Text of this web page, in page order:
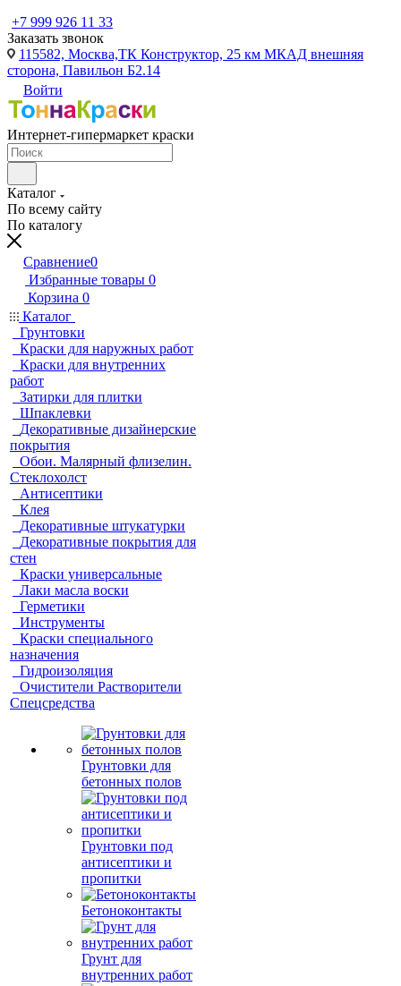
+7 999 926 11 33
Заказать звонок
115582, Москва,ТК Конструктор, 25 км МКАД внешняя
сторона, Павильон Б2.14
Войти
Интернет-гипермаркет краски
Каталог
По всему сайту
По каталогу
Сравнение0
Избранные товары 0
Корзина 0
Каталог
Грунтовки
Краски для наружных работ
Краски для внутренних
работ
Затирки для плитки
Шпаклевки
Декоративные дизайнерские
покрытия
Обои. Малярный флизелин.
Стеклохолст
Антисептики
Клея
Декоративные штукатурки
Декоративные покрытия для
стен
Краски универсальные
Лаки масла воски
Герметики
Инструменты
Краски специального
назначения
Гидроизоляция
Очистители Растворители
Спецсредства
Грунтовки для
бетонных полов
Грунтовки под
антисептики и
пропитки
Бетоноконтакты
Грунт для
внутренних работ